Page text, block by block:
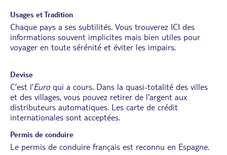
Usages et Tradition
Chaque pays a ses subtilités. Vous trouverez ICI des
informations souvent implicites mais bien utiles pour
voyager en toute sérénité et éviter les impairs.
Devise
C’est l’Euroqui a cours. Dans la quasi-totalité des villes
et des villages, vous pouvez retirer de l'argent aux
distributeurs automatiques. Les carte de crédit
internationales sont acceptées.
Permis de conduire
Le permis de conduire français est reconnu en Espagne.